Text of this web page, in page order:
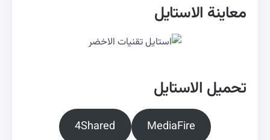
معاينة الاستايل
تحميل الاستايل
MediaFire
4Shared